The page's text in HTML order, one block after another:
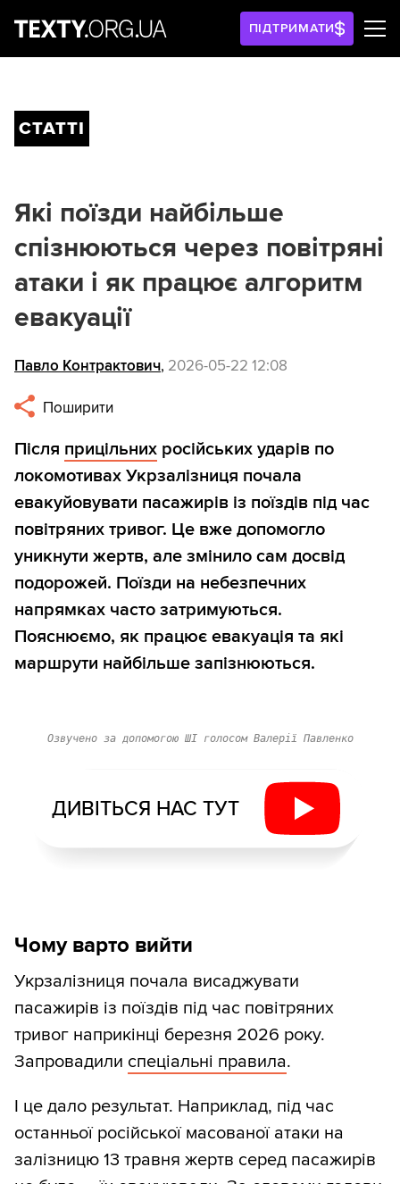
ПІДТРИМАТИ
СТАТТІ
Які поїзди найбільше
спізнюються через повітряні
атаки і як працює алгоритм
евакуації
Павло Контрактович, 2026-05-22 12:08
Поширити
Після прицільних російських ударів по
локомотивах Укрзалізниця почала
евакуйовувати пасажирів із поїздів під час
повітряних тривог. Це вже допомогло
уникнути жертв, але змінило сам досвід
подорожей. Поїзди на небезпечних
напрямках часто затримуються.
Пояснюємо, як працює евакуація та які
маршрути найбільше запізнюються.
Озвучено за допомогою ШІ голосом Валерії Павленко
ДИВІТЬСЯ НАС ТУТ
Чому варто вийти
Укрзалізниця почала висаджувати
пасажирів із поїздів під час повітряних
тривог наприкінці березня 2026 року.
Запровадили спеціальні правила.
І це дало результат. Наприклад, під час
останньої російської масованої атаки на
залізницю 13 травня жертв серед пасажирів